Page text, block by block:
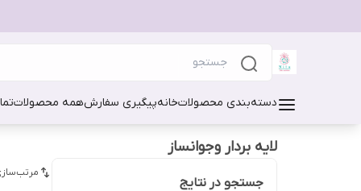
دسته‌بندی محصولاتخانهپیگیری سفارشهمه محصولات
لایه بردار وجوانساز
جستجو در نتایج